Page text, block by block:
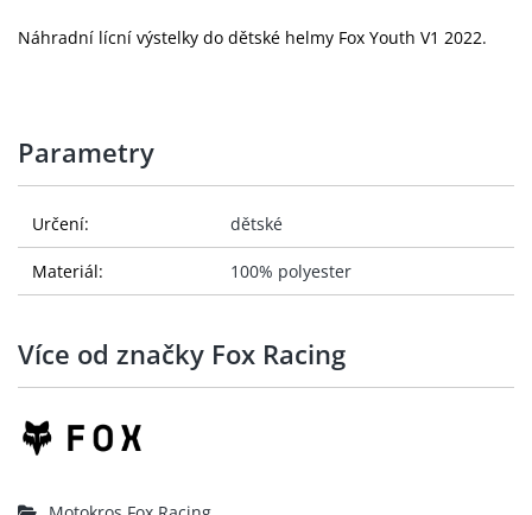
Náhradní lícní výstelky do dětské helmy Fox Youth V1 2022.
Parametry
Určení: dětské
Materiál: 100% polyester
Více od značky Fox Racing